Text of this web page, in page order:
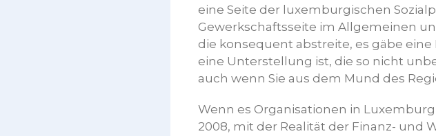
eine Seite der luxemburgischen
Gewerkschaftsseite im Allgemeinen
die konsequent abstreite, es gäbe eine
eine Unterstellung ist, die so nicht
auch wenn Sie aus dem Mund des
Wenn es Organisationen in
2008, mit der Realität der Finanz- und